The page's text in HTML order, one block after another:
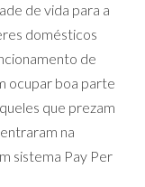
de vida para a
domésticos
de
ocupar boa parte
que prezam
na
sistema Pay Per